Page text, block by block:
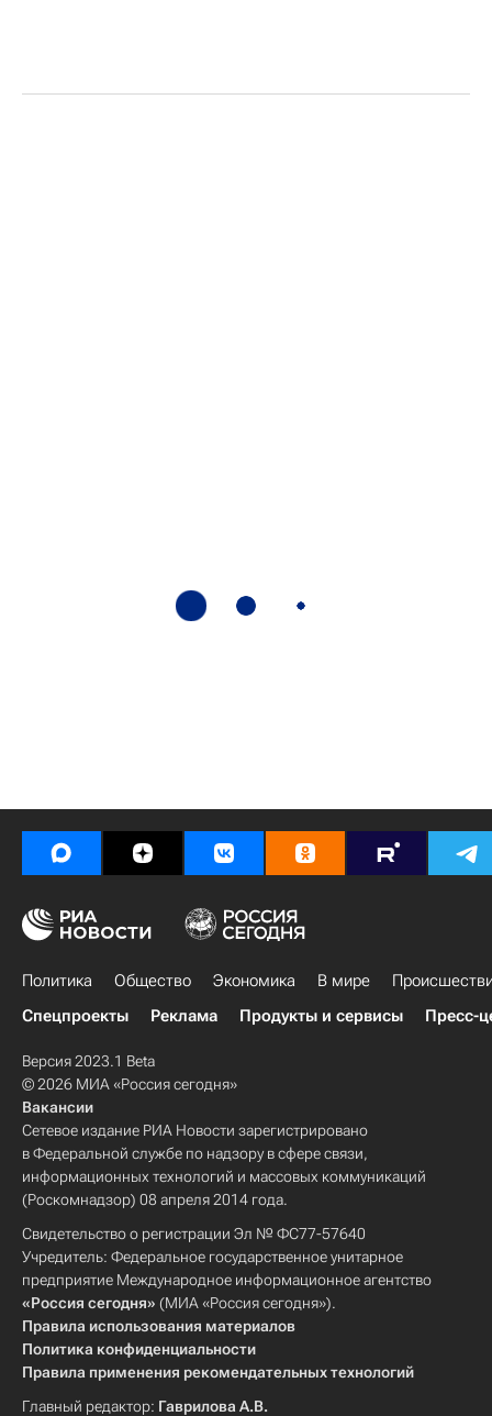
Политика Общество Экономика В мире
Спецпроекты
Реклама Продукты и сервисы Пресс-
Версия 2023.1 Beta
© 2026 МИА «Россия сегодня»
Вакансии
Сетевое издание РИА Новости зарегистрировано
в Федеральной службе по надзору в сфере связи,
информационных технологий и массовых коммуникаций
(Роскомнадзор) 08 апреля 2014 года.
Свидетельство о регистрации Эл № ФС77-57640
Учредитель: Федеральное государственное унитарное
предприятие Международное информационное агентство
«Россия сегодня» (МИА «Россия сегодня»).
Правила использования материалов
Политика конфиденциальности
Правила применения рекомендательных технологий
Главный редактор: Гаврилова А.В.